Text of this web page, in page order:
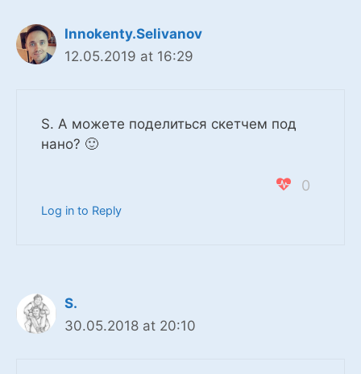
Innokenty.Selivanov
12.05.2019 at 16:29
S. А можете поделиться скетчем под
нано? 🙂
0
Log in to Reply
S.
30.05.2018 at 20:10